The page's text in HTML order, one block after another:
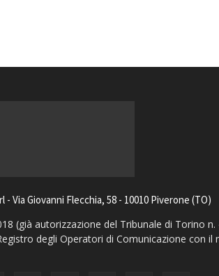
Via Giovanni Flecchia, 58 - 10010 Piverone (TO)
(già autorizzazione del Tribunale di Torino
degli Operatori di Comunicazione con il